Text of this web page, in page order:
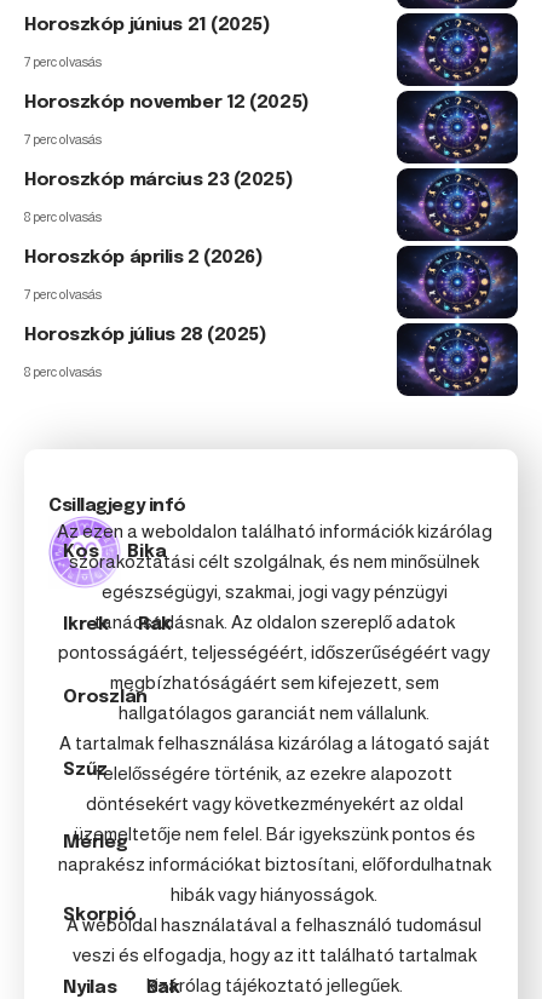
Horoszkóp június 21 (2025)
7 perc olvasás
Horoszkóp november 12 (2025)
7 perc olvasás
Horoszkóp március 23 (2025)
8 perc olvasás
Horoszkóp április 2 (2026)
7 perc olvasás
Horoszkóp július 28 (2025)
8 perc olvasás
Csillagjegy infó
Kos Bika
Ikrek Rák
Oroszlán
Szűz
Mérleg
Skorpió
Nyilas Bak
Az ezen a weboldalon található információk kizárólag
szórakoztatási célt szolgálnak, és nem minősülnek
egészségügyi, szakmai, jogi vagy pénzügyi
tanácsadásnak. Az oldalon szereplő adatok
pontosságáért, teljességéért, időszerűségéért vagy
megbízhatóságáért sem kifejezett, sem
hallgatólagos garanciát nem vállalunk.
A tartalmak felhasználása kizárólag a látogató saját
felelősségére történik, az ezekre alapozott
döntésekért vagy következményekért az oldal
üzemeltetője nem felel. Bár igyekszünk pontos és
naprakész információkat biztosítani, előfordulhatnak
hibák vagy hiányosságok.
A weboldal használatával a felhasználó tudomásul
veszi és elfogadja, hogy az itt található tartalmak
kizárólag tájékoztató jellegűek.